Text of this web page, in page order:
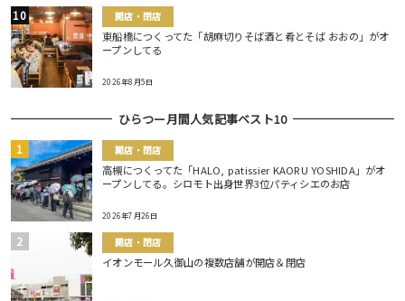
開店・閉店
東船橋につくってた「胡麻切りそば酒と肴とそば おおの」がオ
ープンしてる
2026年8月5日
ひらつー月間人気記事ベスト10
開店・閉店
高槻につくってた「HALO, patissier KAORU YOSHIDA」がオ
ープンしてる。シロモト出身世界3位パティシエのお店
2026年7月26日
開店・閉店
イオンモール久御山の複数店舗が開店＆閉店